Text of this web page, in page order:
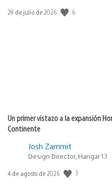
Fecha
28 de julio de 2026 6
Un primer vistazo a la expansión
Continente
Josh Zammit
Design Director, Hangar 13
Fecha
4 de agosto de 2026 3